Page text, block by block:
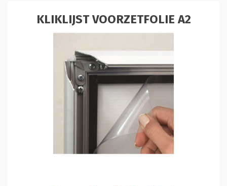
KLIKLIJST VOORZETFOLIE A2